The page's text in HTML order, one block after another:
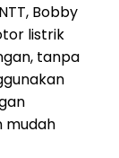
Bobby
listrik
tanpa
mudah